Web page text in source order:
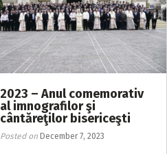
2023 – Anul comemorativ
al imnografilor şi
cântăreţilor bisericeşti
Posted on December 7, 2023